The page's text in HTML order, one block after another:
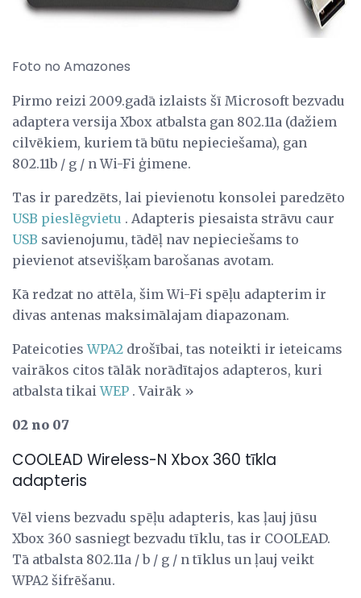
Foto no Amazones
Pirmo reizi 2009.gadā izlaists šī Microsoft bezvadu
adaptera versija Xbox atbalsta gan 802.11a (dažiem
cilvēkiem, kuriem tā būtu nepieciešama), gan
802.11b / g / n Wi-Fi ģimene.
Tas ir paredzēts, lai pievienotu konsolei paredzēto
USB pieslēgvietu . Adapteris piesaista strāvu caur
USB savienojumu, tādēļ nav nepieciešams to
pievienot atsevišķam barošanas avotam.
Kā redzat no attēla, šim Wi-Fi spēļu adapterim ir
divas antenas maksimālajam diapazonam.
PateicotiesWPA2 drošībai, tas noteikti ir ieteicams
vairākos citos tālāk norādītajos adapteros, kuri
atbalsta tikaiWEP . Vairāk »
02 no 07
COOLEAD Wireless-N Xbox 360 tīkla
adapteris
Vēl viens bezvadu spēļu adapteris, kas ļauj jūsu
Xbox 360 sasniegt bezvadu tīklu, tas ir COOLEAD.
Tā atbalsta 802.11a / b / g / n tīklus un ļauj veikt
WPA2 šifrēšanu.